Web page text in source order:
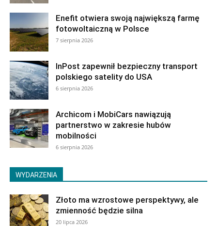
Enefit otwiera swoją największą farmę
fotowoltaiczną w Polsce
7 sierpnia 2026
InPost zapewnił bezpieczny transport
polskiego satelity do USA
6 sierpnia 2026
Archicom i MobiCars nawiązują
partnerstwo w zakresie hubów
mobilności
6 sierpnia 2026
WYDARZENIA
Złoto ma wzrostowe perspektywy, ale
zmienność będzie silna
20 lipca 2026